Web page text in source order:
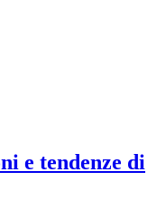
e tendenze di